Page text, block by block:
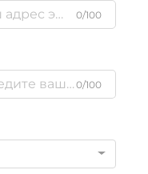
0/100
0/100